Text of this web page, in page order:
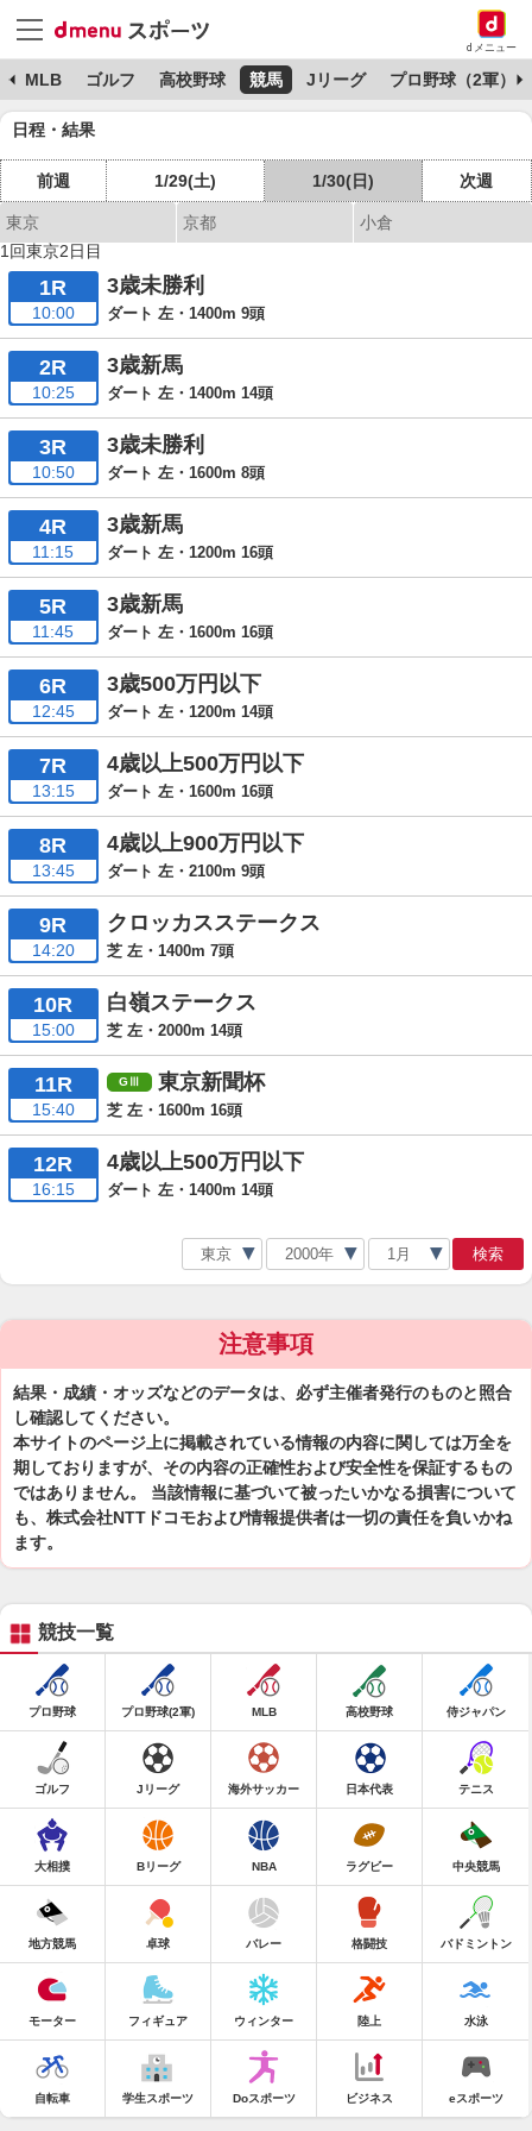
dメニュー
MLB ゴルフ 高校野球 競馬 Jリーグ プロ野球（2軍）
日程・結果
前週 1/29(土) 1/30(日) 次週
東京 京都
小倉
1回東京2日目
1R
10:00
3歳未勝利
ダート 左・1400m 9頭
2R
10:25
3歳新馬
ダート 左・1400m 14頭
3R
10:50
3歳未勝利
ダート 左・1600m 8頭
4R
11:15
3歳新馬
ダート 左・1200m 16頭
5R
11:45
3歳新馬
ダート 左・1600m 16頭
6R
12:45
3歳500万円以下
ダート 左・1200m 14頭
7R
13:15
4歳以上500万円以下
ダート 左・1600m 16頭
8R
13:45
4歳以上900万円以下
ダート 左・2100m 9頭
9R
14:20
クロッカスステークス
芝 左・1400m 7頭
10R
15:00
白嶺ステークス
芝 左・2000m 14頭
11R
15:40
東京新聞杯
芝 左・1600m 16頭
12R
16:15
4歳以上500万円以下
ダート 左・1400m 14頭
検索
注意事項
結果・成績・オッズなどのデータは、必ず主催者発行のものと照合
し確認してください。
本サイトのページ上に掲載されている情報の内容に関しては万全を
期しておりますが、その内容の正確性および安全性を保証するもの
ではありません。 当該情報に基づいて被ったいかなる損害について
も、株式会社NTTドコモおよび情報提供者は一切の責任を負いかね
ます。
競技一覧
プロ野球 プロ野球(2軍) MLB 高校野球 侍ジャパン
ゴルフ Jリーグ 海外サッカー 日本代表 テニス
大相撲 Bリーグ NBA ラグビー 中央競馬
地方競馬 卓球 バレー 格闘技 バドミントン
モーター フィギュア ウィンター 陸上 水泳
自転車 学生スポーツ Doスポーツ ビジネス eスポーツ